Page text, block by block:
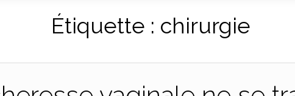
Étiquette : chirurgie